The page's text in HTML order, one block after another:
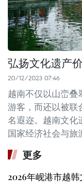
弘扬文化遗产
20/12/2023 07:46
越南不仅以山峦叠
游客，而还以被联
名遐迩。越南文化
国家经济社会与旅
更多
2026年岘港市越